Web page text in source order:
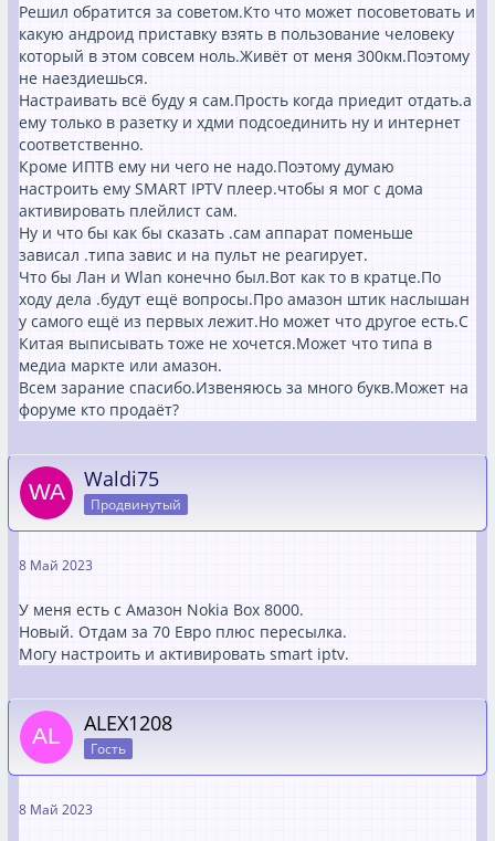
Решил обратится за советом.Кто что может посоветовать и
какую андроид приставку взять в пользование человеку
который в этом совсем ноль.Живёт от меня 300км.Поэтому
не наездиешься.
Настраивать всё буду я сам.Прость когда приедит отдать.а
ему только в разетку и хдми подсоединить ну и интернет
соответственно.
Кроме ИПТВ ему ни чего не надо.Поэтому думаю
настроить ему SMART IPTV плеер.чтобы я мог с дома
активировать плейлист сам.
Ну и что бы как бы сказать .сам аппарат поменьше
зависал .типа завис и на пульт не реагирует.
Что бы Лан и Wlan конечно был.Вот как то в кратце.По
ходу дела .будут ещё вопросы.Про амазон штик наслышан
у самого ещё из первых лежит.Но может что другое есть.С
Китая выписывать тоже не хочется.Может что типа в
медиа маркте или амазон.
Всем зарание спасибо.Извеняюсь за много букв.Может на
форуме кто продаёт?
Waldi75
Продвинутый
8 Май 2023
У меня есть с Амазон Nokia Box 8000.
Новый. Отдам за 70 Евро плюс пересылка.
Могу настроить и активировать smart iptv.
ALEX1208
Гость
8 Май 2023